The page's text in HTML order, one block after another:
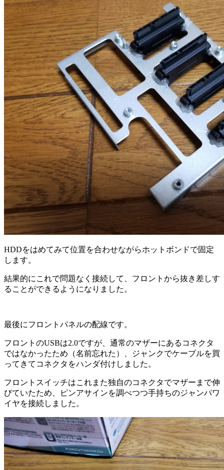
HDDをはめてみて位置を合わせながらホットボンドで固定
します。
結果的にこれで問題なく接続して、フロントから抜き差しす
ることができるようになりました。
最後にフロントパネルの配線です。
フロントのUSBは2.0ですが、通常のマザーにあるコネクタ
ではなかったため（名前忘れた）、ジャンクでケーブルを買
ってきてコネクタをハンダ付けしました。
フロントスイッチはこれまた独自のコネクタでマザーまで伸
びていたため、ピンアサインを調べつつ手持ちのジャンパワ
イヤを接続しました。